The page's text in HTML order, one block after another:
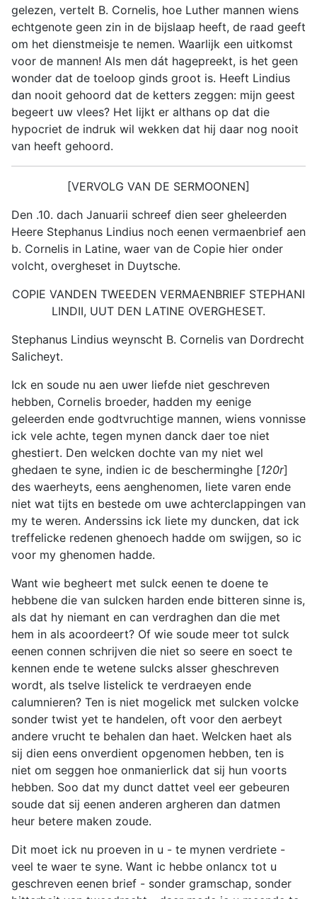
gelezen, vertelt B. Cornelis, hoe Luther mannen wiens
echtgenote geen zin in de bijslaap heeft, de raad geeft
om het dienstmeisje te nemen. Waarlijk een uitkomst
voor de mannen! Als men dát hagepreekt, is het geen
wonder dat de toeloop ginds groot is. Heeft Lindius
dan nooit gehoord dat de ketters zeggen: mijn geest
begeert uw vlees? Het lijkt er althans op dat die
hypocriet de indruk wil wekken dat hij daar nog nooit
van heeft gehoord.
[VERVOLG VAN DE SERMOONEN]
Den .10. dach Januarii schreef dien seer gheleerden
Heere Stephanus Lindius noch eenen vermaenbrief aen
b. Cornelis in Latine, waer van de Copie hier onder
volcht, overgheset in Duytsche.
COPIE VANDEN TWEEDEN VERMAENBRIEF STEPHANI
LINDII, UUT DEN LATINE OVERGHESET.
Stephanus Lindius weynscht B. Cornelis van Dordrecht
Salicheyt.
Ick en soude nu aen uwer liefde niet geschreven
hebben, Cornelis broeder, hadden my eenige
geleerden ende godtvruchtige mannen, wiens vonnisse
ick vele achte, tegen mynen danck daer toe niet
ghestiert. Den welcken dochte van my niet wel
ghedaen te syne, indien ic de bescherminghe [120r]
des waerheyts, eens aenghenomen, liete varen ende
niet wat tijts en bestede om uwe achterclappingen van
my te weren. Anderssins ick liete my duncken, dat ick
treffelicke redenen ghenoech hadde om swijgen, so ic
voor my ghenomen hadde.
Want wie begheert met sulck eenen te doene te
hebbene die van sulcken harden ende bitteren sinne is,
als dat hy niemant en can verdraghen dan die met
hem in als acoordeert? Of wie soude meer tot sulck
eenen connen schrijven die niet so seere en soect te
kennen ende te wetene sulcks alsser gheschreven
wordt, als tselve listelick te verdraeyen ende
calumnieren? Ten is niet mogelick met sulcken volcke
sonder twist yet te handelen, oft voor den aerbeyt
andere vrucht te behalen dan haet. Welcken haet als
sij dien eens onverdient opgenomen hebben, ten is
niet om seggen hoe onmanierlick dat sij hun voorts
hebben. Soo dat my dunct dattet veel eer gebeuren
soude dat sij eenen anderen argheren dan datmen
heur betere maken zoude.
Dit moet ick nu proeven in u - te mynen verdriete -
veel te waer te syne. Want ic hebbe onlancx tot u
geschreven eenen brief - sonder gramschap, sonder